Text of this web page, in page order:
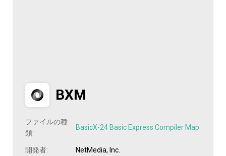
BXM
ファイルの種
類:
BasicX-24 Basic Express Compiler Map
開発者: NetMedia, Inc.